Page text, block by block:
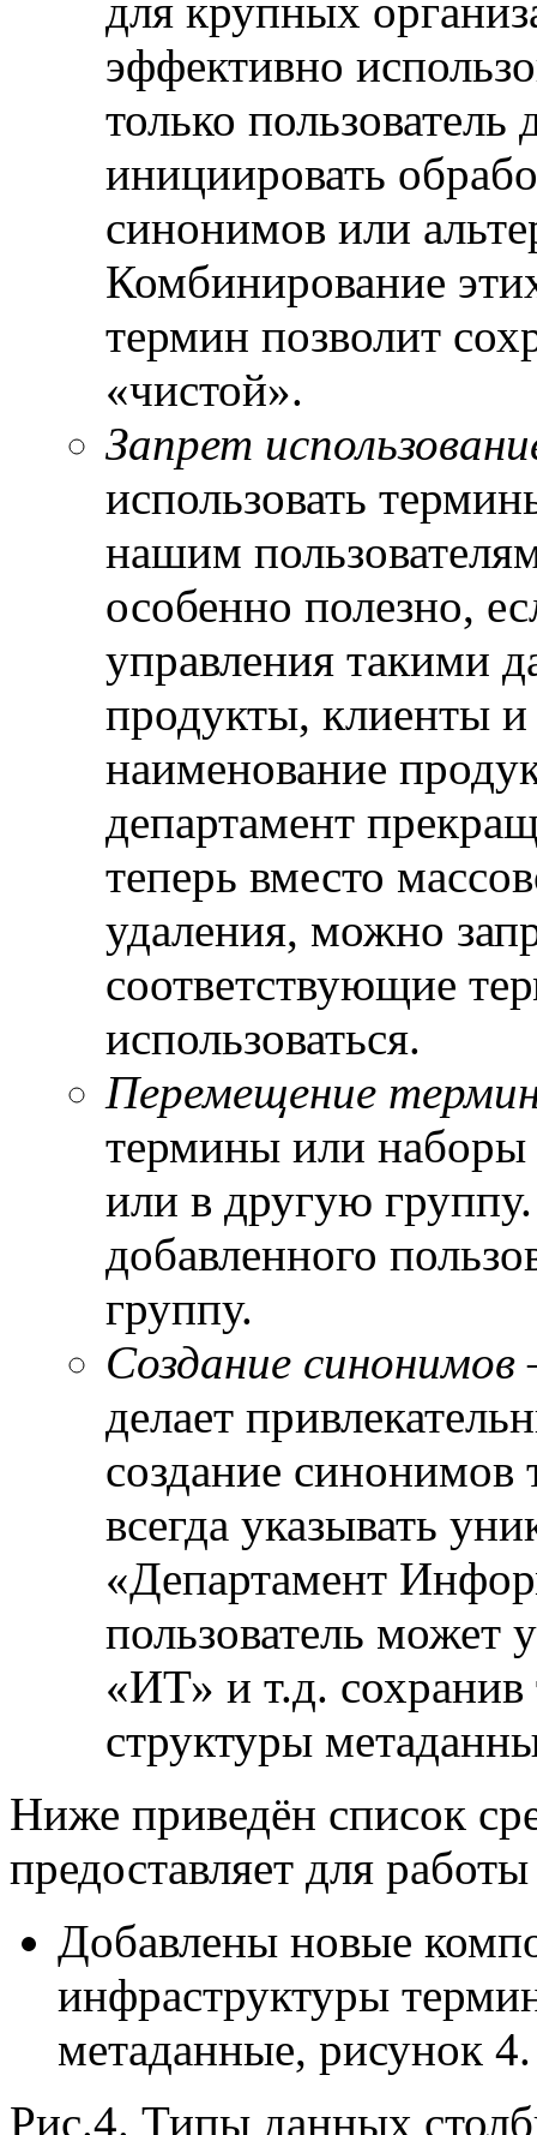
для крупных
эффективно
только
инициировать
синонимов или
Комбинирование
термин позволит
«чистой».
Запрет
использовать
нашим
особенно полезно,
управления такими
продукты, клиенты
наименование
департамент
теперь вместо
удаления, можно
соответствующие
использоваться.
Перемещение
термины или наборы
или в другую
добавленного
группу.
Создание синонимов
делает
создание
всегда указывать
«Департамент
пользователь может
«ИТ» и т.д. сохранив
структуры
Ниже приведён список
предоставляет для
Добавлены новые
инфраструктуры
метаданные, рисунок 4.
Рис.4. Типы данных